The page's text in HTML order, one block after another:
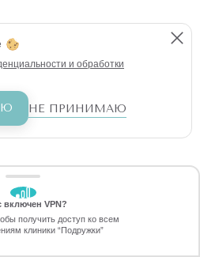
ЗАБЕРИТЕ СКИДКУ
70%
и обработки
НЕ ПРИНИМАЮ
включен VPN?
получить доступ ко всем
клиники “Подружки”